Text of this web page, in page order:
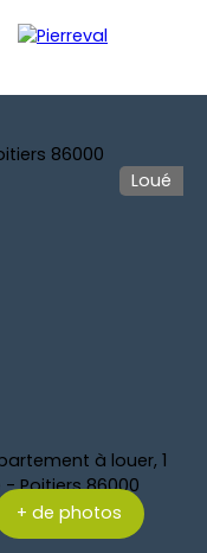
Loué
+ de photos